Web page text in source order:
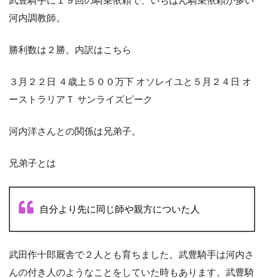
河内調教師。
勝利数は２勝。内訳はこちら
３月２２日 ４歳上５００万下 オソレイユと５月２４日 オ
ーストラリアＴ サンライズピーク
河内洋さんとの関係は兄弟子。
兄弟子とは
自分より先に同じ師や親方についた人
武田作十郎厩舎で２人とも育ちました。武豊騎手は河内さ
んの付き人のようなことをしていた時もあります。武豊騎